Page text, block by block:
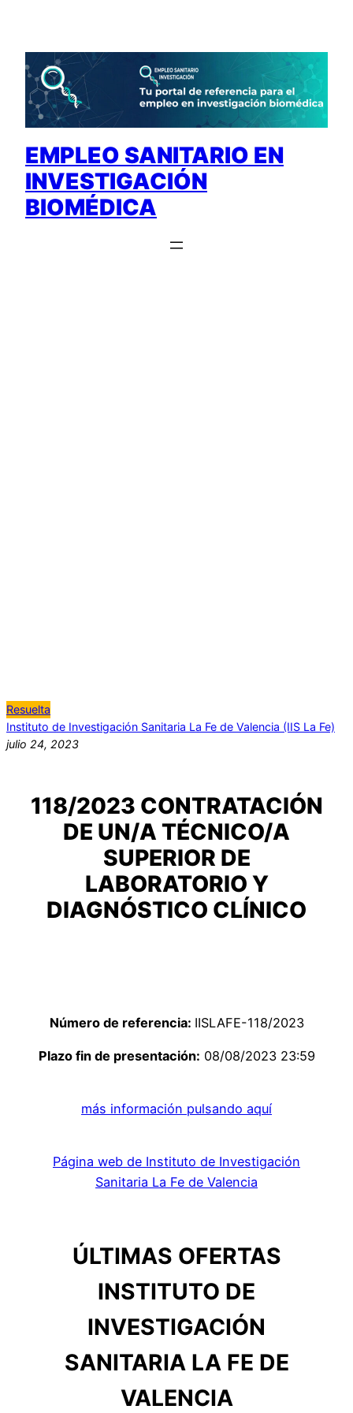
contenido
EMPLEO SANITARIO EN
INVESTIGACIÓN
BIOMÉDICA
Resuelta
Instituto de Investigación Sanitaria La Fe de Valencia (IIS La Fe)
julio 24, 2023
118/2023 CONTRATACIÓN
DE UN/A TÉCNICO/A
SUPERIOR DE
LABORATORIO Y
DIAGNÓSTICO CLÍNICO
Número de referencia: IISLAFE-118/2023
Plazo fin de presentación: 08/08/2023 23:59
más información pulsando aquí
Página web de Instituto de Investigación
Sanitaria La Fe de Valencia
ÚLTIMAS OFERTAS
INSTITUTO DE
INVESTIGACIÓN
SANITARIA LA FE DE
VALENCIA